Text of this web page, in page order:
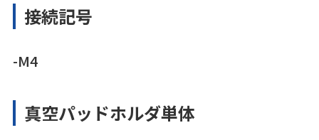
接続記号
-M4
真空パッドホルダ単体